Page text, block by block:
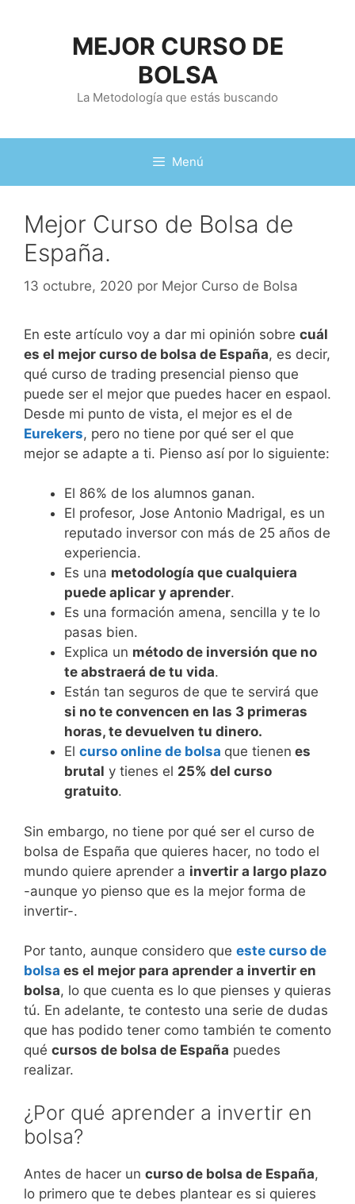
MEJOR CURSO DE
BOLSA
La Metodología que estás buscando
Menú
Mejor Curso de Bolsa de
España.
13 octubre, 2020 por Mejor Curso de Bolsa
En este artículo voy a dar mi opinión sobre cuál
es el mejor curso de bolsa de España, es decir,
qué curso de trading presencial pienso que
puede ser el mejor que puedes hacer en espaol.
Desde mi punto de vista, el mejor es el de
Eurekers, pero no tiene por qué ser el que
mejor se adapte a ti. Pienso así por lo siguiente:
El 86% de los alumnos ganan.
El profesor, Jose Antonio Madrigal, es un
reputado inversor con más de 25 años de
experiencia.
Es una metodología que cualquiera
puede aplicar y aprender.
Es una formación amena, sencilla y te lo
pasas bien.
Explica un método de inversión que no
te abstraerá de tu vida.
Están tan seguros de que te servirá que
si no te convencen en las 3 primeras
horas, te devuelven tu dinero.
El curso online de bolsa que tienen es
brutal y tienes el 25% del curso
gratuito.
Sin embargo, no tiene por qué ser el curso de
bolsa de España que quieres hacer, no todo el
mundo quiere aprender a invertir a largo plazo
-aunque yo pienso que es la mejor forma de
invertir-.
Por tanto, aunque considero que este curso de
bolsa es el mejor para aprender a invertir en
bolsa, lo que cuenta es lo que pienses y quieras
tú. En adelante, te contesto una serie de dudas
que has podido tener como también te comento
qué cursos de bolsa de España puedes
realizar.
¿Por qué aprender a invertir en
bolsa?
Antes de hacer un curso de bolsa de España,
lo primero que te debes plantear es si quieres